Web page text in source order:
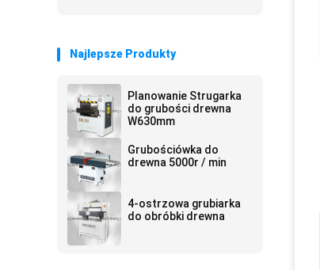
Najlepsze Produkty
Planowanie Strugarka
do grubości drewna
W630mm
Grubościówka do
drewna 5000r / min
4-ostrzowa grubiarka
do obróbki drewna